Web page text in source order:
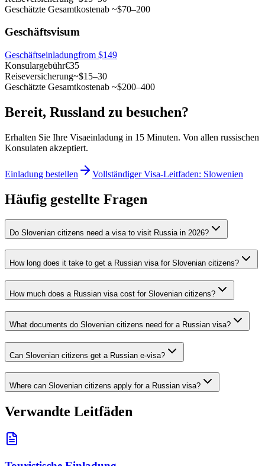
Geschätzte Gesamtkostenab ~$70–200
Geschäftsvisum
Geschäftseinladungfrom $149
Konsulargebühr€35
Reiseversicherung~$15–30
Geschätzte Gesamtkostenab ~$200–400
Bereit, Russland zu besuchen?
Erhalten Sie Ihre Visaeinladung in 15 Minuten. Von allen russischen
Konsulaten akzeptiert.
Einladung bestellen Vollständiger Visa-Leitfaden: Slowenien
Häufig gestellte Fragen
Do Slovenian citizens need a visa to visit Russia in 2026?
How long does it take to get a Russian visa for Slovenian citizens?
How much does a Russian visa cost for Slovenian citizens?
What documents do Slovenian citizens need for a Russian visa?
Can Slovenian citizens get a Russian e-visa?
Where can Slovenian citizens apply for a Russian visa?
Verwandte Leitfäden